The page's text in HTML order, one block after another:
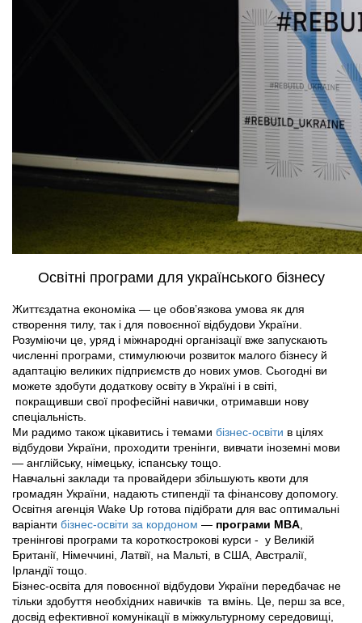
Освітні програми для українського бізнесу
Життєздатна економіка — це обов’язкова умова як для
створення тилу, так і для повоєнної відбудови України.
Розуміючи це, уряд і міжнародні організації вже запускають
численні програми, стимулюючи розвиток малого бізнесу й
адаптацію великих підприємств до нових умов. Сьогодні ви
можете здобути додаткову освіту в Україні і в світі,
покращивши свої професійні навички, отримавши нову
спеціальність.
Ми радимо також цікавитись і темами бізнес-освіти в цілях
відбудови України, проходити тренінги, вивчати іноземні мови
— англійську, німецьку, іспанську тощо.
Навчальні заклади та провайдери збільшують квоти для
громадян України, надають стипендії та фінансову допомогу.
Освітня агенція Wake Up готова підібрати для вас оптимальні
варіанти бізнес-освіти за кордоном — програми MBA
тренінгові програми та короткострокові курси - у Великій
Британії, Німеччині, Латвії, на Мальті, в США, Австралії,
Ірландії тощо.
Бізнес-освіта для повоєнної відбудови України передбачає не
тільки здобуття необхідних навичків та вмінь. Це, перш за все,
досвід ефективної комунікації в міжкультурному середовищі,